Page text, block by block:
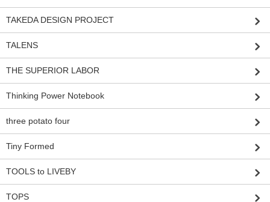
TAKEDA DESIGN PROJECT
TALENS
THE SUPERIOR LABOR
Thinking Power Notebook
three potato four
Tiny Formed
TOOLS to LIVEBY
TOPS